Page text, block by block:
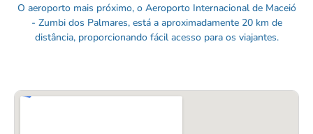
O aeroporto mais próximo, o Aeroporto Internacional de Maceió
- Zumbi dos Palmares, está a aproximadamente 20 km de
distância, proporcionando fácil acesso para os viajantes.